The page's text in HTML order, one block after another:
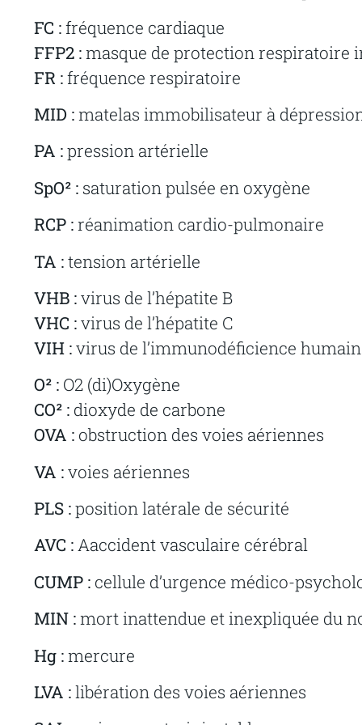
FC :fréquence cardiaque
FFP2 :masque de protection respiratoire
FR :fréquence respiratoire
MID :matelas immobilisateur à
PA :pression artérielle
SpO² : saturation pulsée en oxygène
RCP :réanimation cardio-pulmonaire
TA :tension artérielle
VHB :virus de l’hépatite B
VHC :virus de l’hépatite C
VIH :virus de l’immunodéficience
O² : O2 (di)Oxygène
CO² : dioxyde de carbone
OVA : obstruction des voies aériennes
VA :voies aériennes
PLS :position latérale de sécurité
AVC :Aaccident vasculaire cérébral
CUMP : cellule d’urgence médico-
MIN :mort inattendue et inexpliquée du
Hg :mercure
LVA :libération des voies aériennes